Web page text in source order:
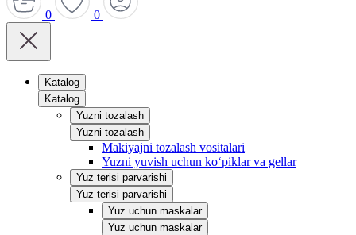
0 0
Katalog
Katalog
Yuzni tozalash
Yuzni tozalash
Makiyajni tozalash vositalari
Yuzni yuvish uchun ko‘piklar va gellar
Yuz terisi parvarishi
Yuz terisi parvarishi
Yuz uchun maskalar
Yuz uchun maskalar